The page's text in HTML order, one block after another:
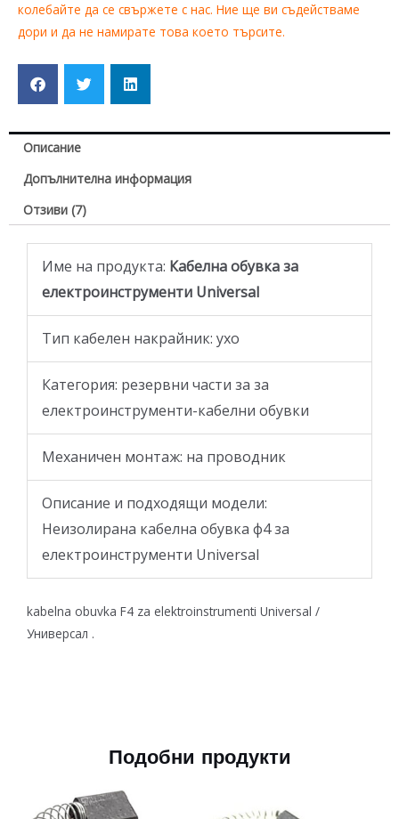
колебайте да се свържете с нас. Ние ще ви съдействаме
дори и да не намирате това което търсите.
Описание
Допълнителна информация
Отзиви (7)
Име на продукта: Кабелна обувка за
електроинструменти Universal
Тип кабелен накрайник: ухо
Категория: резервни части за за
електроинструменти-кабелни обувки
Механичен монтаж: на проводник
Описание и подходящи модели:
Неизолирана кабелна обувка ф4 за
електроинструменти Universal
kabelna obuvka F4 za elektroinstrumenti Universal /
Универсал .
Подобни продукти